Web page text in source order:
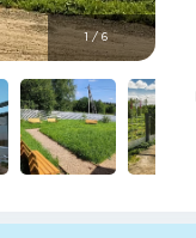
1 /6